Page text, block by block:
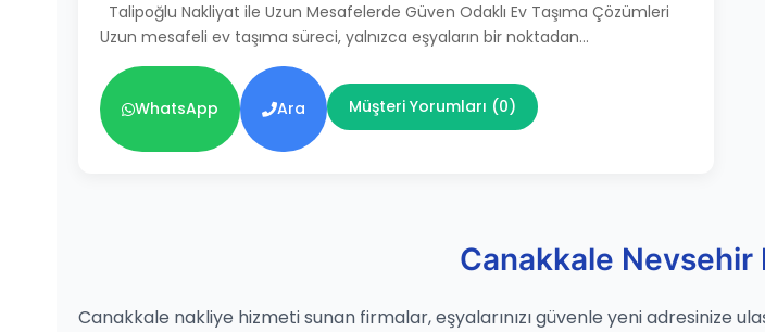
Talipoğlu Nakliyat ile Uzun Mesafelerde Güven Odaklı Ev Taşıma Çözümleri
Uzun mesafeli ev taşıma süreci, yalnızca eşyaların bir noktadan…
WhatsApp Ara Müşteri Yorumları (0)
Canakkale Nevsehir
Canakkale nakliye hizmeti sunan firmalar, eşyalarınızı güvenle yeni adresinize